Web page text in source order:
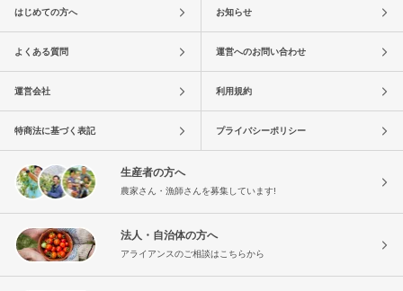
はじめての方へ お知らせ
よくある質問 運営へのお問い合わせ
運営会社 利用規約
特商法に基づく表記 プライバシーポリシー
生産者の方へ
農家さん・漁師さんを募集しています!
法人・自治体の方へ
アライアンスのご相談はこちらから